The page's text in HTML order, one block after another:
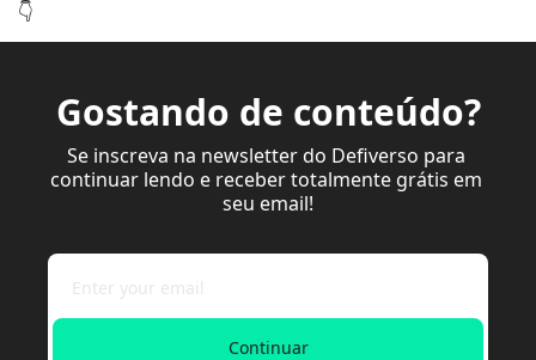
👇
Gostando de conteúdo?
Se inscreva na newsletter do Defiverso para
continuar lendo e receber totalmente grátis em
seu email!
Continuar